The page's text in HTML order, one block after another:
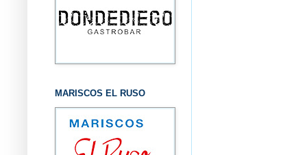
MARISCOS EL RUSO